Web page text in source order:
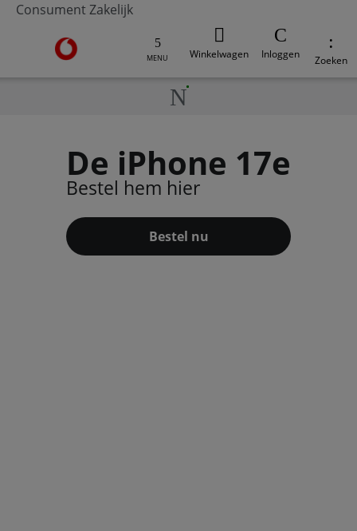
Consument Zakelijk
Ga naar de Vodafone homepage
MENU Winkelwagen Inloggen Zoeken
De iPhone 17e
Bestel hem hier
Bestel nu